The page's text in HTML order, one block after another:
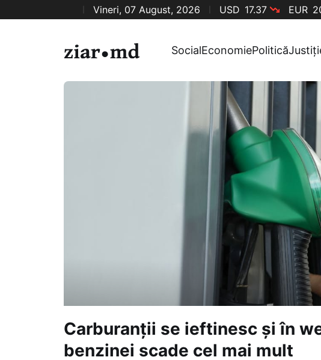
Vineri, 07 August, 2026 USD 17.37 EUR
SocialEconomiePolitică
Carburanții se ieftinesc și în
benzinei scade cel mai mult